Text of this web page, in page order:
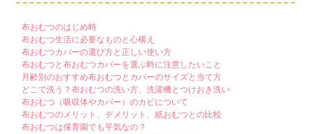
布おむつのはじめ時
布おむつ生活に必要なものと心構え
布おむつカバーの選び方と正しい使い方
布おむつと布おむつカバーを選ぶ時に注意したいこと
月齢別のおすすめ布おむつとカバーのサイズと当て方
どこで洗う？布おむつの洗い方、洗濯機とつけおき洗い
布おむつ（吸収体やカバー）のカビについて
布おむつのメリット、デメリット、紙おむつとの比較
布おむつは保育園でも平気なの？